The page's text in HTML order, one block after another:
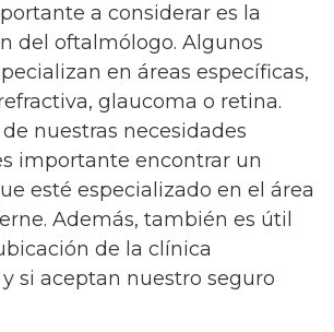
a considerar es la
del oftalmólogo. Algunos
en áreas específicas,
glaucoma o retina.
nuestras necesidades
importante encontrar un
esté especializado en el área
Además, también es útil
de la clínica
si aceptan nuestro seguro